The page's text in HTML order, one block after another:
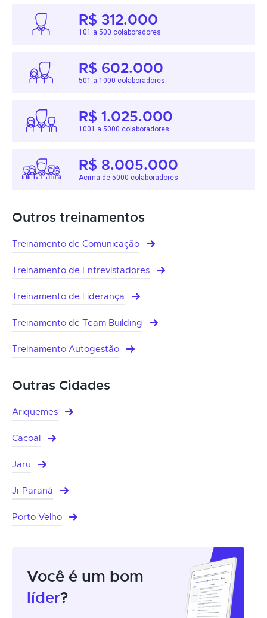
R$ 312.000
101 a 500 colaboradores
R$ 602.000
501 a 1000 colaboradores
R$ 1.025.000
1001 a 5000 colaboradores
R$ 8.005.000
Acima de 5000 colaboradores
Outros treinamentos
Treinamento de Comunicação
Treinamento de Entrevistadores
Treinamento de Liderança
Treinamento de Team Building
Treinamento Autogestão
Outras Cidades
Ariquemes
Cacoal
Jaru
Ji-Paraná
Porto Velho
Você é um bom
líder?